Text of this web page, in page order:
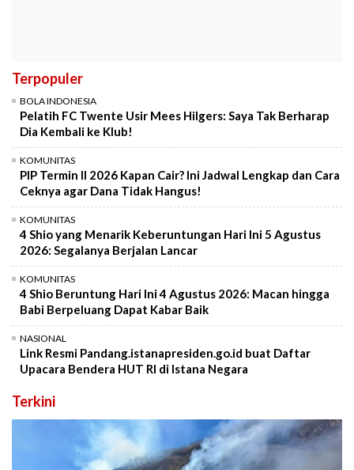
Terpopuler
BOLA INDONESIA
Pelatih FC Twente Usir Mees Hilgers: Saya Tak Berharap
Dia Kembali ke Klub!
KOMUNITAS
PIP Termin II 2026 Kapan Cair? Ini Jadwal Lengkap dan Cara
Ceknya agar Dana Tidak Hangus!
KOMUNITAS
4 Shio yang Menarik Keberuntungan Hari Ini 5 Agustus
2026: Segalanya Berjalan Lancar
KOMUNITAS
4 Shio Beruntung Hari Ini 4 Agustus 2026: Macan hingga
Babi Berpeluang Dapat Kabar Baik
NASIONAL
Link Resmi Pandang.istanapresiden.go.id buat Daftar
Upacara Bendera HUT RI di Istana Negara
Terkini